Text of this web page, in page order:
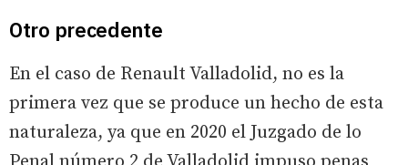
Otro precedente
En el caso de Renault Valladolid, no es la
primera vez que se produce un hecho de esta
naturaleza, ya que en 2020 el Juzgado de lo